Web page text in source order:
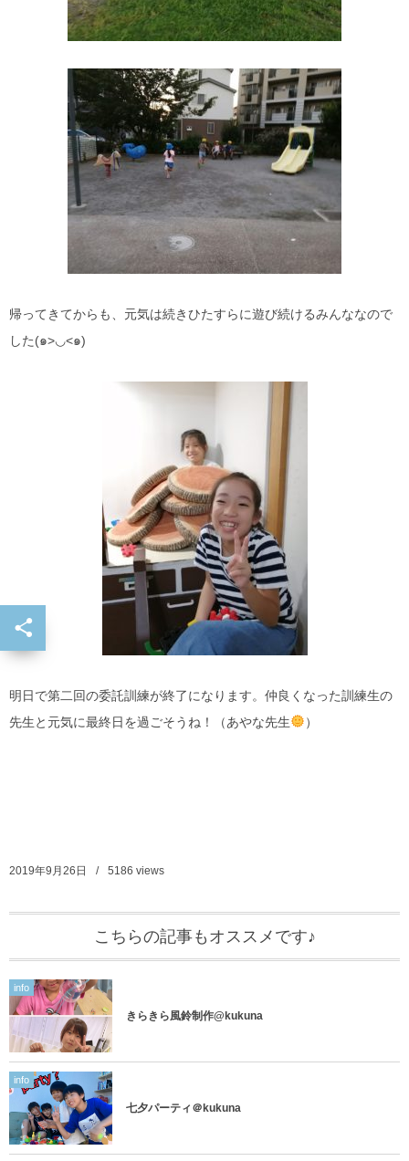
帰ってきてからも、元気は続きひたすらに遊び続けるみんななので
した(๑>◡<๑)
明日で第二回の委託訓練が終了になります。仲良くなった訓練生の
先生と元気に最終日を過ごそうね！（あやな先生
）
2019年9月26日 5186 views
こちらの記事もオススメです♪
info
きらきら風鈴制作@kukuna
info
七夕パーティ＠kukuna